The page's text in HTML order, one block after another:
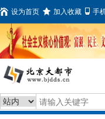
设为首页 加入收藏 手